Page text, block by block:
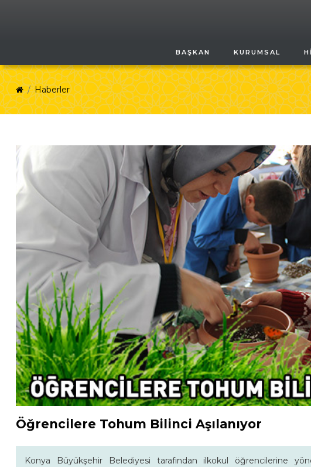
BAŞKAN KURUMSAL
Haberler
Öğrencilere Tohum Bilinci Aşılanıyor
Konya Büyükşehir Belediyesi tarafından ilkokul öğrencilerine